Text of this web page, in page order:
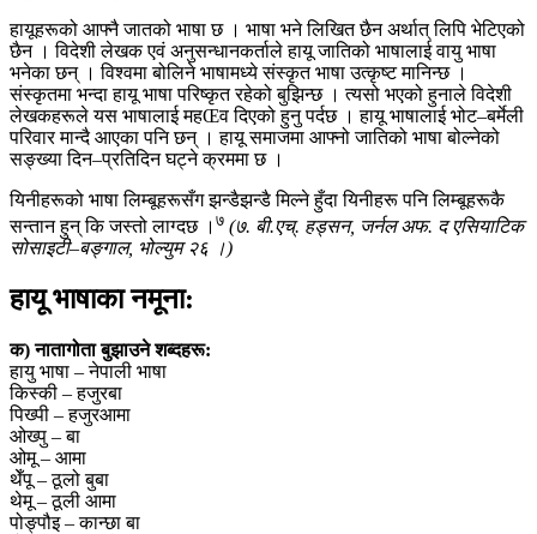
हायूहरूको आफ्नै जातको भाषा छ । भाषा भने लिखित छैन अर्थात् लिपि भेटिएको
छैन । विदेशी लेखक एवं अनुसन्धानकर्ताले हायू जातिको भाषालाई वायु भाषा
भनेका छन् । विश्वमा बोलिने भाषामध्ये संस्कृत भाषा उत्कृष्ट मानिन्छ ।
संस्कृतमा भन्दा हायू भाषा परिष्कृत रहेको बुझिन्छ । त्यसो भएको हुनाले विदेशी
लेखकहरूले यस भाषालाई महŒव दिएको हुनु पर्दछ । हायू भाषालाई भोट–बर्मेली
परिवार मान्दै आएका पनि छन् । हायू समाजमा आफ्नो जातिको भाषा बोल्नेको
सङ्ख्या दिन–प्रतिदिन घट्ने क्रममा छ ।
यिनीहरूको भाषा लिम्बूहरूसँग झन्डैझन्डै मिल्ने हुँदा यिनीहरू पनि लिम्बूहरूकै
सन्तान हुन् कि जस्तो लाग्दछ । ७ (७. बी.एच्. हड्सन, जर्नल अफ. द एसियाटिक
सोसाइटी–बङ्गाल, भोल्युम २६ ।)
हायू भाषाका नमूना:
क) नातागोता बुझाउने शब्दहरू:
हायु भाषा – नेपाली भाषा
किस्की – हजुरबा
पिख्पी – हजुरआमा
ओख्पु – बा
ओमू – आमा
थेँपू – ठूलो बुबा
थेमू – ठूली आमा
पोङ्पौइ – कान्छा बा